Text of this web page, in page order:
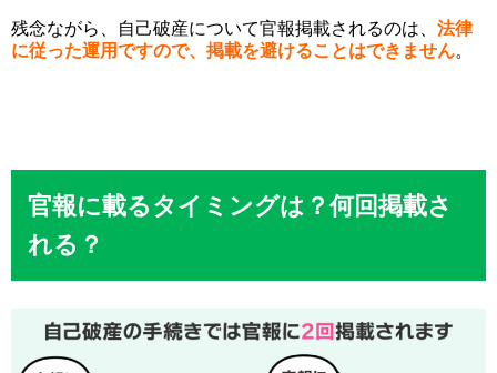
残念ながら、自己破産について官報掲載されるのは、 法律
に従った運用ですので、掲載を避けることはできません。
官報に載るタイミングは？何回掲載さ
れる？